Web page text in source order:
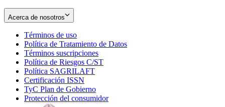
Acerca de nosotros
Términos de uso
in
new
window
Política de Tratamiento de Datos
Términos suscripciones
in
Política de Riesgos C/ST
Política SAGRILAFT
new
window
Certificación ISSN
in
new
TyC Plan de Gobierno
in
Protección del consumidorOpens